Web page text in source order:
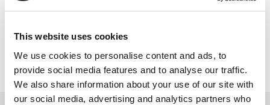
This website uses cookies
We use cookies to personalise content and ads, to
provide social media features and to analyse our traffic.
We also share information about your use of our site with
our social media, advertising and analytics partners who
+4929537697
Skontaktuj się teraz